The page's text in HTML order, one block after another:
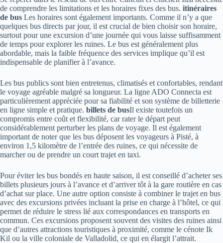
de comprendre les limitations et les horaires fixes des bus. itinéraires
de bus Les horaires sont également importants. Comme il n’y a que
quelques bus directs par jour, il est crucial de bien choisir son horaire,
surtout pour une excursion d’une journée qui vous laisse suffisamment
de temps pour explorer les ruines. Le bus est généralement plus
abordable, mais la faible fréquence des services implique qu’il est
indispensable de planifier à l’avance.
Les bus publics sont bien entretenus, climatisés et confortables, rendant
le voyage agréable malgré sa longueur. La ligne ADO Connecta est
particulièrement appréciée pour sa fiabilité et son système de billetterie
en ligne simple et pratique. billets de busIl existe toutefois un
compromis entre coût et flexibilité, car rater le départ peut
considérablement perturber les plans de voyage. Il est également
important de noter que les bus déposent les voyageurs à Pisté, à
environ 1,5 kilomètre de l’entrée des ruines, ce qui nécessite de
marcher ou de prendre un court trajet en taxi.
Pour éviter les bus bondés en haute saison, il est conseillé d’acheter ses
billets plusieurs jours à l’avance et d’arriver tôt à la gare routière en cas
d’achat sur place. Une autre option consiste à combiner le trajet en bus
avec des excursions privées incluant la prise en charge à l’hôtel, ce qui
permet de réduire le stress lié aux correspondances en transports en
commun. Ces excursions proposent souvent des visites des ruines ainsi
que d’autres attractions touristiques à proximité, comme le cénote Ik
Kil ou la ville coloniale de Valladolid, ce qui en élargit l’attrait.